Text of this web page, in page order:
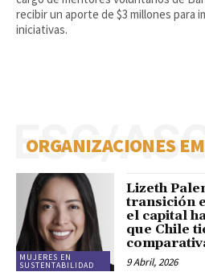
recibir un aporte de $3 millones para
iniciativas.
ORGANIZACIONES
ESG/
MUJERES EN
SUSTENTABILIDAD
Lizeth
transición
el capital
que Chile
9 Abril, 2026